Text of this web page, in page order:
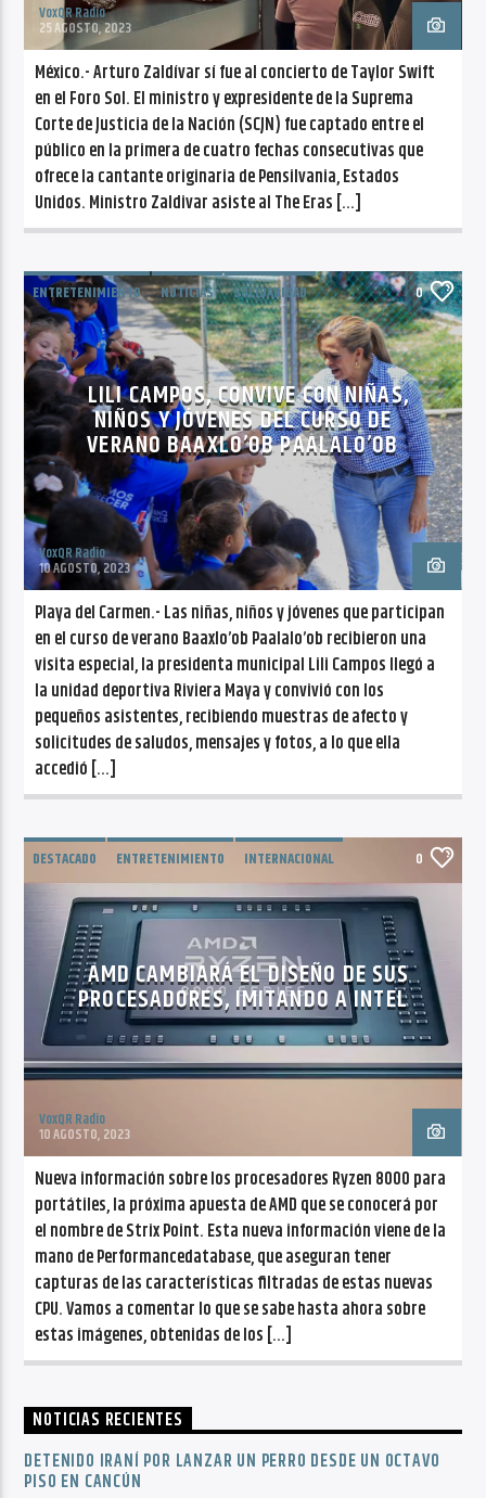
VoxQR Radio
25 AGOSTO, 2023
México.- Arturo Zaldívar sí fue al concierto de Taylor Swift
en el Foro Sol. El ministro y expresidente de la Suprema
Corte de Justicia de la Nación (SCJN) fue captado entre el
público en la primera de cuatro fechas consecutivas que
ofrece la cantante originaria de Pensilvania, Estados
Unidos. Ministro Zaldivar asiste al The Eras […]
ENTRETENIMIENTO NOTICIAS SOLIDARIDAD 0
LILI CAMPOS, CONVIVE CON NIÑAS,
NIÑOS Y JÓVENES DEL CURSO DE
VERANO BAAXLO’OB PAALALO’OB
VoxQR Radio
10 AGOSTO, 2023
Playa del Carmen.- Las niñas, niños y jóvenes que participan
en el curso de verano Baaxlo’ob Paalalo’ob recibieron una
visita especial, la presidenta municipal Lili Campos llegó a
la unidad deportiva Riviera Maya y convivió con los
pequeños asistentes, recibiendo muestras de afecto y
solicitudes de saludos, mensajes y fotos, a lo que ella
accedió […]
DESTACADO ENTRETENIMIENTO
INTERNACIONAL
NOTICIAS
TECNOLOGIA TENDENCIAS
0
AMD CAMBIARÁ EL DISEÑO DE SUS
PROCESADORES, IMITANDO A INTEL
VoxQR Radio
10 AGOSTO, 2023
Nueva información sobre los procesadores Ryzen 8000 para
portátiles, la próxima apuesta de AMD que se conocerá por
el nombre de Strix Point. Esta nueva información viene de la
mano de Performancedatabase, que aseguran tener
capturas de las características filtradas de estas nuevas
CPU. Vamos a comentar lo que se sabe hasta ahora sobre
estas imágenes, obtenidas de los […]
NOTICIAS RECIENTES
DETENIDO IRANÍ POR LANZAR UN PERRO DESDE UN OCTAVO
PISO EN CANCÚN